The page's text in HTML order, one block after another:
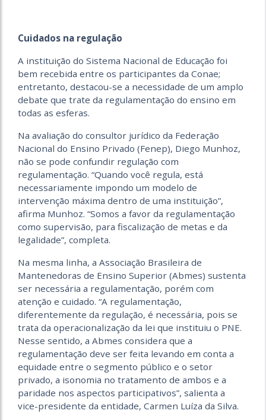
Cuidados na regulação
A instituição do Sistema Nacional de Educação foi
bem recebida entre os participantes da Conae;
entretanto, destacou-se a necessidade de um amplo
debate que trate da regulamentação do ensino em
todas as esferas.
Na avaliação do consultor jurídico da Federação
Nacional do Ensino Privado (Fenep), Diego Munhoz,
não se pode confundir regulação com
regulamentação. “Quando você regula, está
necessariamente impondo um modelo de
intervenção máxima dentro de uma instituição”,
afirma Munhoz. “Somos a favor da regulamentação
como supervisão, para fiscalização de metas e da
legalidade”, completa.
Na mesma linha, a Associação Brasileira de
Mantenedoras de Ensino Superior (Abmes) sustenta
ser necessária a regulamentação, porém com
atenção e cuidado. “A regulamentação,
diferentemente da regulação, é necessária, pois se
trata da operacionalização da lei que instituiu o PNE.
Nesse sentido, a Abmes considera que a
regulamentação deve ser feita levando em conta a
equidade entre o segmento público e o setor
privado, a isonomia no tratamento de ambos e a
paridade nos aspectos participativos”, salienta a
vice-presidente da entidade, Carmen Luíza da Silva.